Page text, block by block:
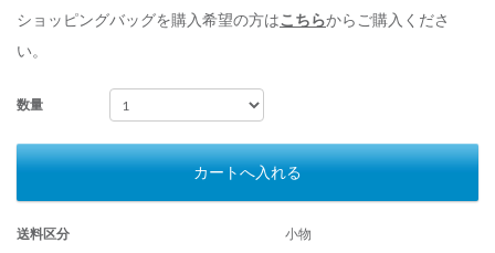
ショッピングバッグを購入希望の方はこちらからご購入くださ
い。
数量
カートへ入れる
送料区分
小物